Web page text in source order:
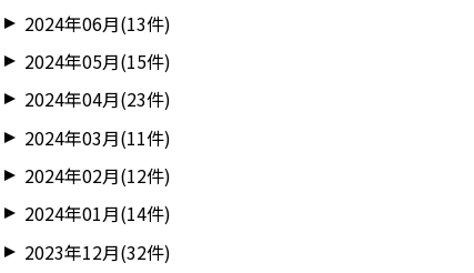
2024年06月(13件)
2024年05月(15件)
2024年04月(23件)
2024年03月(11件)
2024年02月(12件)
2024年01月(14件)
2023年12月(32件)